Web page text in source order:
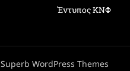
Έντυπος ΚΝΦ
Superb WordPress Themes